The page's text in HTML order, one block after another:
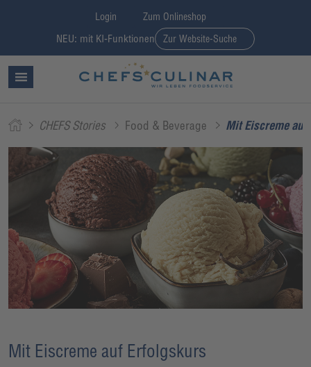
Login Zum Onlineshop
NEU: mit KI-Funktionen Zur Website-Suche
CHEFS Stories Food & Beverage Mit Eiscreme auf
Mit Eiscreme auf Erfolgskurs